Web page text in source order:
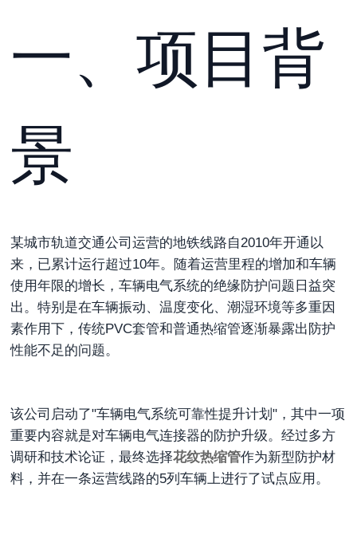
一、项目背
景
某城市轨道交通公司运营的地铁线路自2010年开通以
来，已累计运行超过10年。随着运营里程的增加和车辆
使用年限的增长，车辆电气系统的绝缘防护问题日益突
出。特别是在车辆振动、温度变化、潮湿环境等多重因
素作用下，传统PVC套管和普通热缩管逐渐暴露出防护
性能不足的问题。
该公司启动了"车辆电气系统可靠性提升计划"，其中一项
重要内容就是对车辆电气连接器的防护升级。经过多方
调研和技术论证，最终选择花纹热缩管作为新型防护材
料，并在一条运营线路的5列车辆上进行了试点应用。